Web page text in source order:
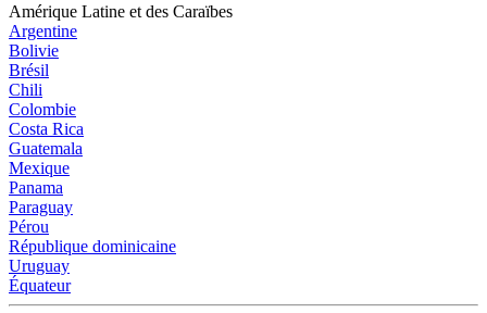
Amérique Latine et des Caraïbes
Argentine
Bolivie
Brésil
Chili
Colombie
Costa Rica
Guatemala
Mexique
Panama
Paraguay
Pérou
République dominicaine
Uruguay
Équateur